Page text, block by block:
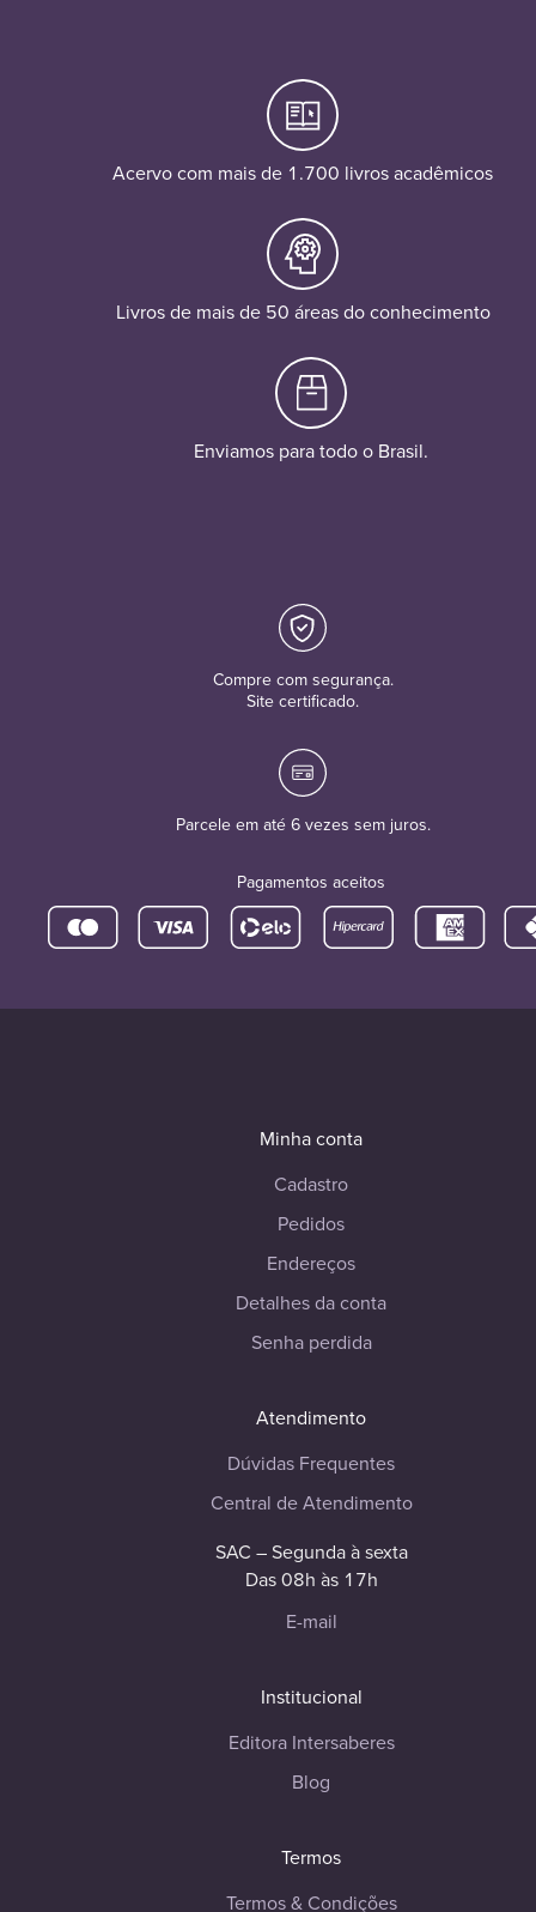
Acervo com mais de 1.700 livros acadêmicos
Livros de mais de 50 áreas do conhecimento
Enviamos para todo o Brasil.
Compre com segurança.
Site certificado.
Parcele em até 6 vezes sem juros.
Pagamentos aceitos
Minha conta
Cadastro
Pedidos
Endereços
Detalhes da conta
Senha perdida
Atendimento
Dúvidas Frequentes
Central de Atendimento
SAC – Segunda à sexta
Das 08h às 17h
E-mail
Institucional
Editora Intersaberes
Blog
Termos
Termos & Condições